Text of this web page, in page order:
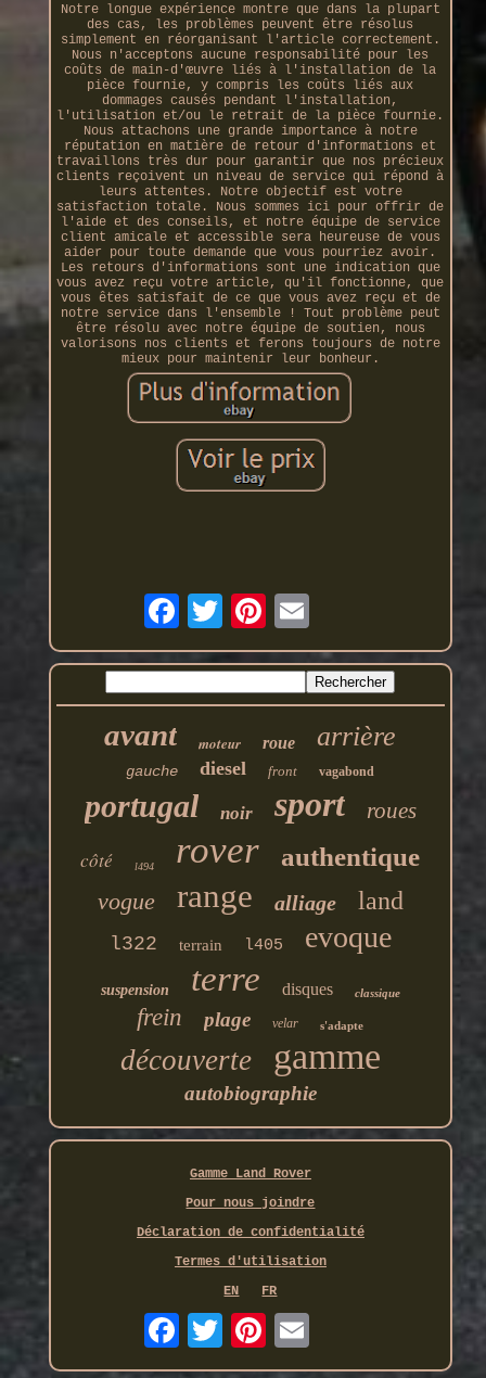
Notre longue expérience montre que dans la plupart
des cas, les problèmes peuvent être résolus
simplement en réorganisant l'article correctement.
Nous n'acceptons aucune responsabilité pour les
coûts de main-d'œuvre liés à l'installation de la
pièce fournie, y compris les coûts liés aux
dommages causés pendant l'installation,
l'utilisation et/ou le retrait de la pièce fournie.
Nous attachons une grande importance à notre
réputation en matière de retour d'informations et
travaillons très dur pour garantir que nos précieux
clients reçoivent un niveau de service qui répond à
leurs attentes. Notre objectif est votre
satisfaction totale. Nous sommes ici pour offrir de
l'aide et des conseils, et notre équipe de service
client amicale et accessible sera heureuse de vous
aider pour toute demande que vous pourriez avoir.
Les retours d'informations sont une indication que
vous avez reçu votre article, qu'il fonctionne, que
vous êtes satisfait de ce que vous avez reçu et de
notre service dans l'ensemble ! Tout problème peut
être résolu avec notre équipe de soutien, nous
valorisons nos clients et ferons toujours de notre
mieux pour maintenir leur bonheur.
avant moteur roue arrière
gauche diesel front vagabond
portugal noir sport roues
côté l494 rover authentique
vogue range alliage land
l322 terrain l405 evoque
suspension terre disques classique
frein plage velar s'adapte
découverte gamme
autobiographie
Gamme Land Rover
Pour nous joindre
Déclaration de confidentialité
Termes d'utilisation
EN
FR